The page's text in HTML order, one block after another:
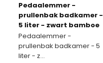
Pedaalemmer -
prullenbak badkamer -
5 liter - zwart bamboe
Pedaalemmer -
prullenbak badkamer - 5
liter - z...